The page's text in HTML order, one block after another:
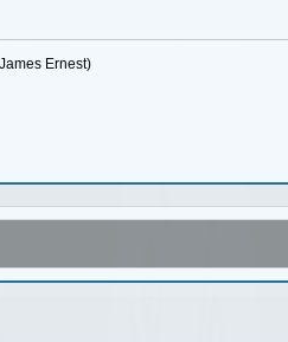
Ernest)